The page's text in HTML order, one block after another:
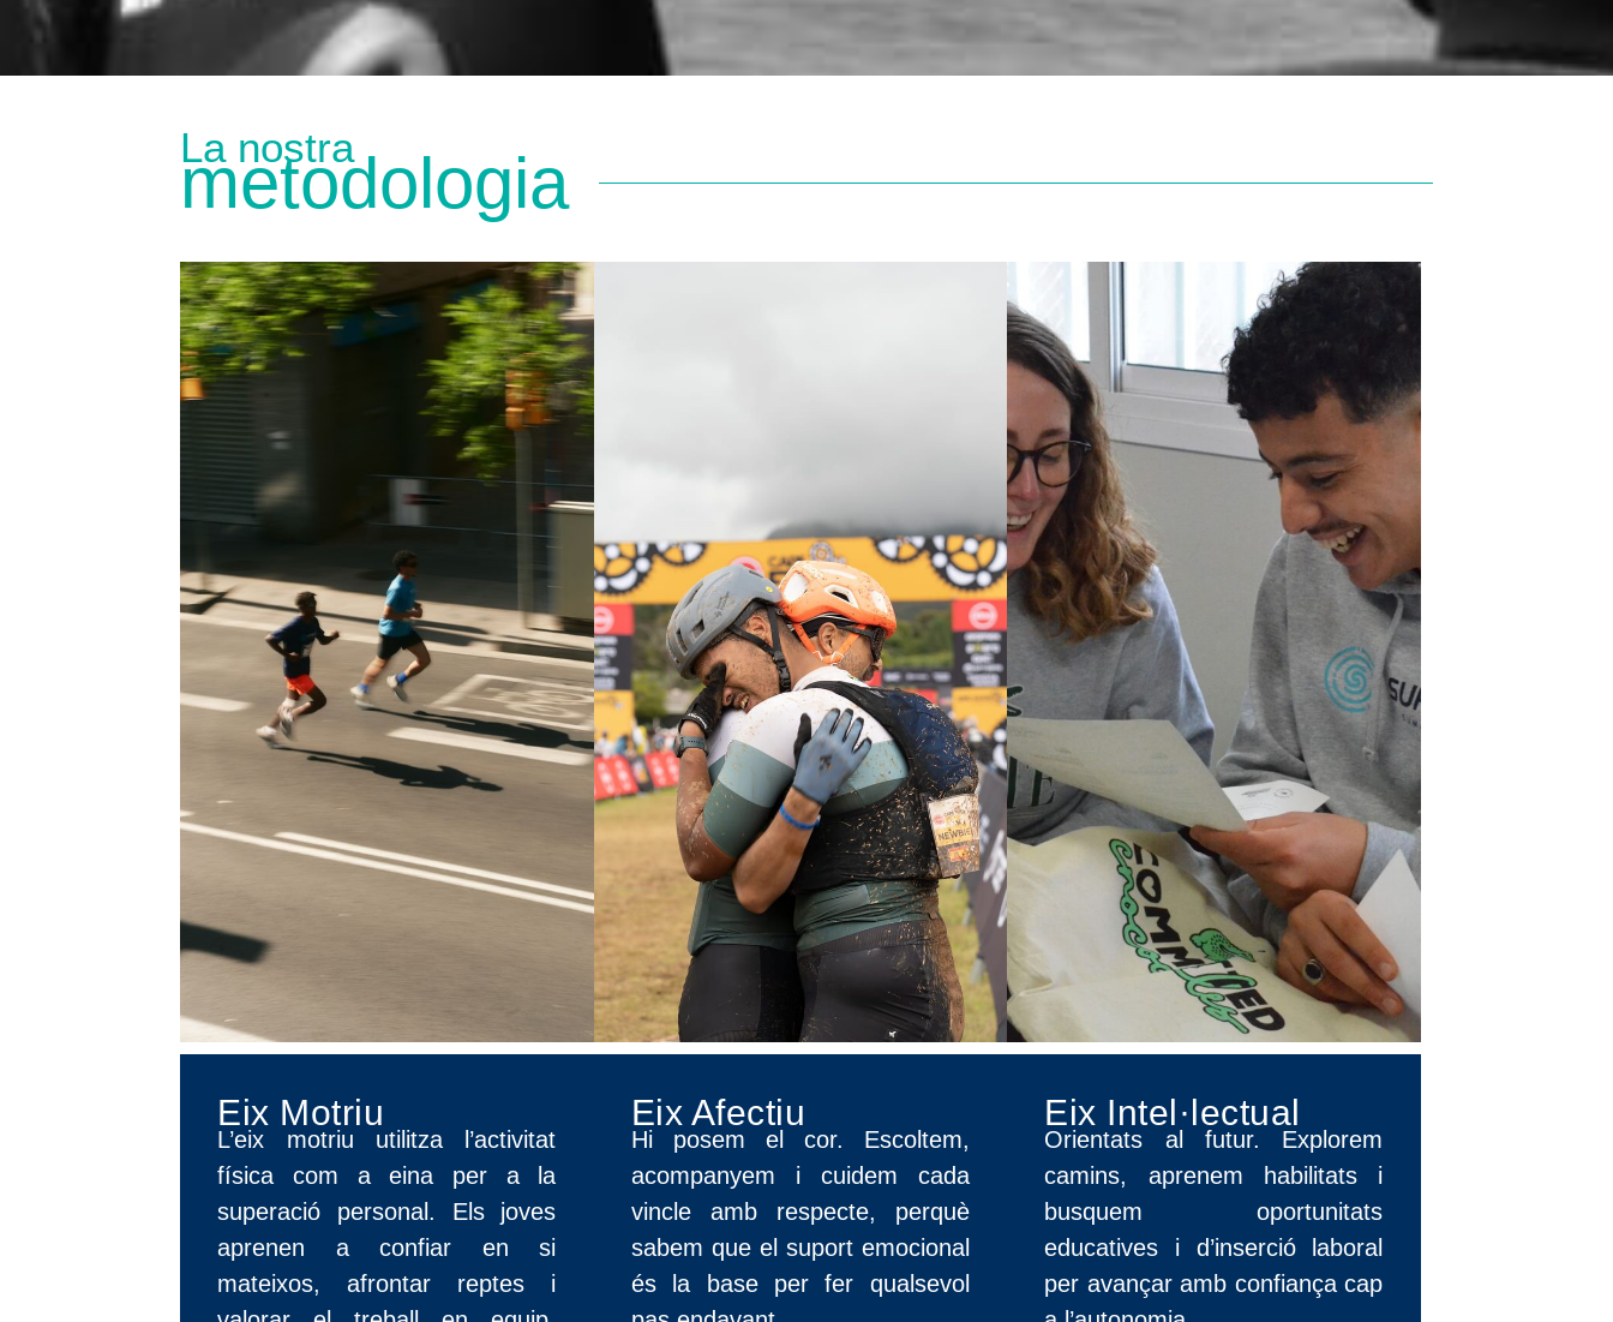
La nostra
metodologia
Eix Motriu
L’eix motriu utilitza l’activitat
física com a eina per a la
superació personal. Els joves
aprenen a confiar en si
mateixos, afrontar reptes i
Eix Afectiu
Hi posem el cor. Escoltem,
acompanyem i cuidem cada
vincle amb respecte, perquè
sabem que el suport emocional
és la base per fer qualsevol
Eix Intel·lectual
Orientats al futur. Explorem
camins, aprenem habilitats i
busquem oportunitats
educatives i d’inserció laboral
per avançar amb confiança cap